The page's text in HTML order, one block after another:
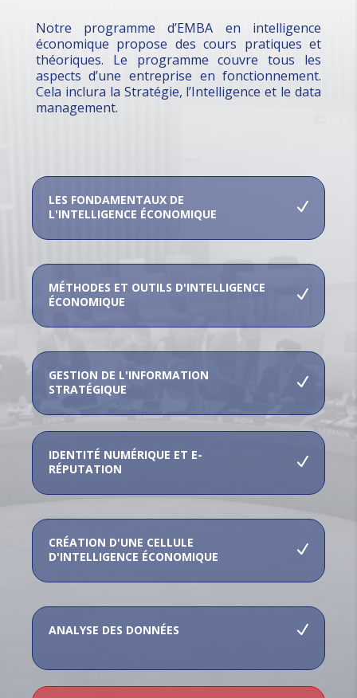
Notre programme d’EMBA en intelligence
économique propose des cours pratiques et
théoriques.
Le programme couvre tous les
aspects d’une entreprise en fonctionnement.
Cela inclura la Stratégie, l’Intelligence et le data
management.
LES FONDAMENTAUX DE
L'INTELLIGENCE ÉCONOMIQUE
MÉTHODES ET OUTILS D'INTELLIGENCE
ÉCONOMIQUE
GESTION DE L'INFORMATION
STRATÉGIQUE
IDENTITÉ NUMÉRIQUE ET E-
RÉPUTATION
CRÉATION D'UNE CELLULE
D'INTELLIGENCE ÉCONOMIQUE
ANALYSE DES DONNÉES